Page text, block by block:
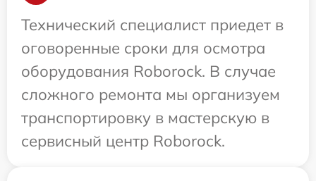
Технический специалист приедет в
оговоренные сроки для осмотра
оборудования Roborock. В случае
сложного ремонта мы организуем
транспортировку в мастерскую в
сервисный центр Roborock.